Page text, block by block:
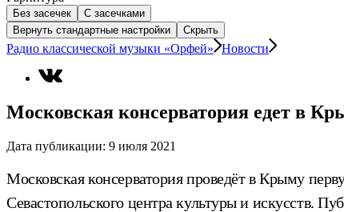
Без засечек
С засечками
Вернуть стандартные настройки
Скрыть
Радио классической музыки «Орфей» Новости
Московская консерватория едет в
Дата публикации: 9 июля 2021
Московская консерватория проведёт в Крыму
Севастопольского центра культуры и искусств.